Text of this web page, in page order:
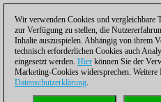
1
Wir verwenden Cookies und vergleichbare
zur Verfügung zu stellen, die
Inhalte auszuspielen. Abhängig von ihrem
technisch erforderlichen Cookies auch
eingesetzt werden. Hier können Sie der
Marketing-Cookies widersprechen.
Datenschutzerklärung.